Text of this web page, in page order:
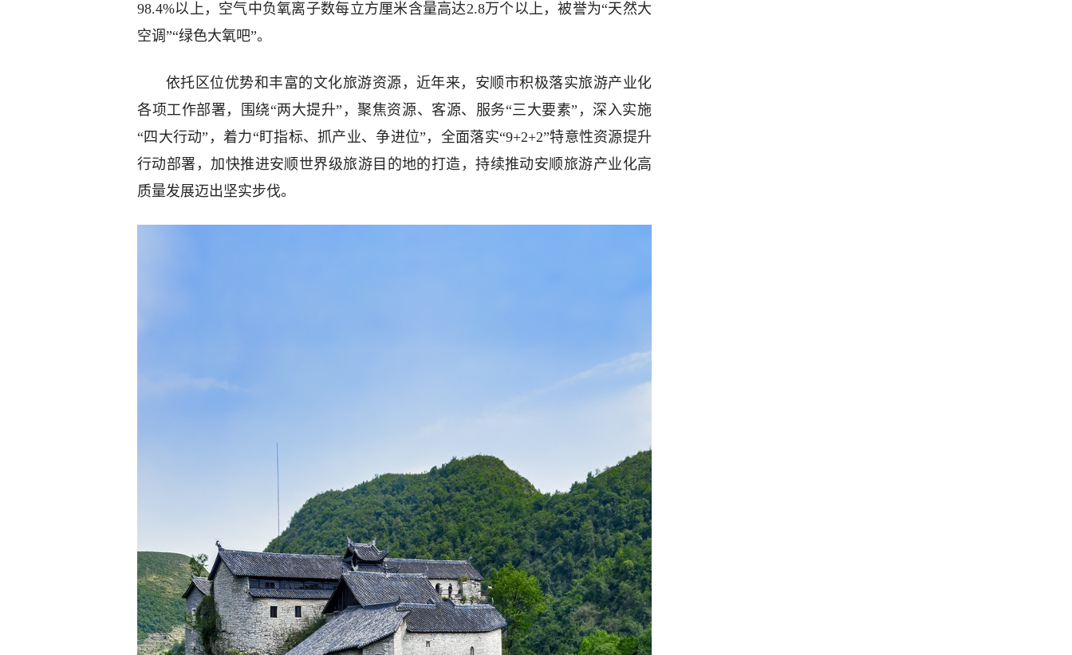
98.4%以上，空气中负氧离子数每立方厘米含量高达2.8万个以上，被誉为“天然大
空调”“绿色大氧吧”。
依托区位优势和丰富的文化旅游资源，近年来，安顺市积极落实旅游产业化
各项工作部署，围绕“两大提升”，聚焦资源、客源、服务“三大要素”，深入实施
“四大行动”，着力“盯指标、抓产业、争进位”，全面落实“9+2+2”特意性资源提升
行动部署，加快推进安顺世界级旅游目的地的打造，持续推动安顺旅游产业化高
质量发展迈出坚实步伐。